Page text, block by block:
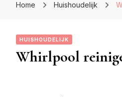
Home Huishoudelijk
HUISHOUDELIJK
Whirlpool